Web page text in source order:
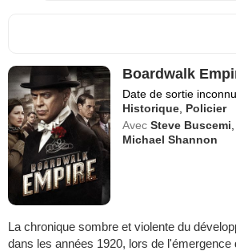
Boardwalk
Date de sortie
Historique Policier
Avec Steve Buscemi
Michael Shannon
La chronique sombre et violente du
dans les années 1920, lors de